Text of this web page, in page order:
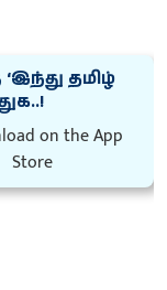
‘இந்து தமிழ்